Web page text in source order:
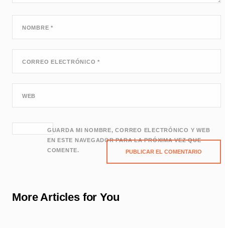
NOMBRE*
CORREO ELECTRÓNICO*
WEB
GUARDA MI NOMBRE, CORREO ELECTRÓNICO Y WEB
EN ESTE NAVEGADOR PARA LA PRÓXIMA VEZ QUE
COMENTE.
More Articles for You